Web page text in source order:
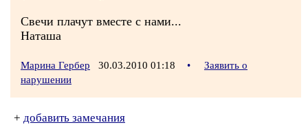
Свечи плачут вместе с нами...
Наташа
Марина Гербер 30.03.2010 01:18 •
Заявить о
нарушении
+ добавить замечания